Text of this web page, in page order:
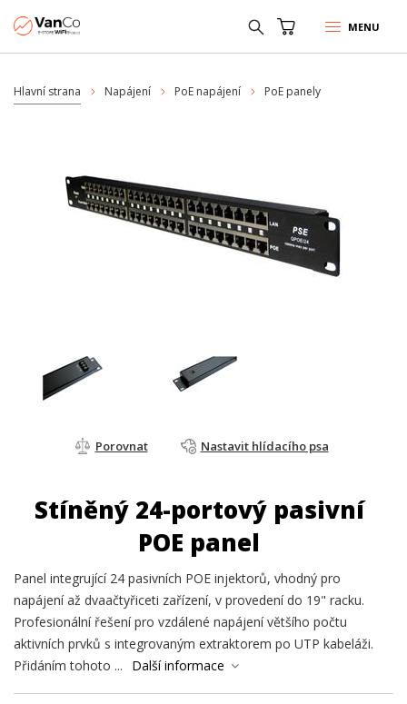
MENU
Hlavní strana Napájení PoE napájení PoE panely
Porovnat Nastavit hlídacího psa
Stíněný 24-portový pasivní
POE panel
Panel integrující 24 pasivních POE injektorů, vhodný pro
napájení až dvaačtyřiceti zařízení, v provedení do 19" racku.
Profesionální řešení pro vzdálené napájení většího počtu
aktivních prvků s integrovaným extraktorem po UTP kabeláži.
Přidáním tohoto ...
Další informace